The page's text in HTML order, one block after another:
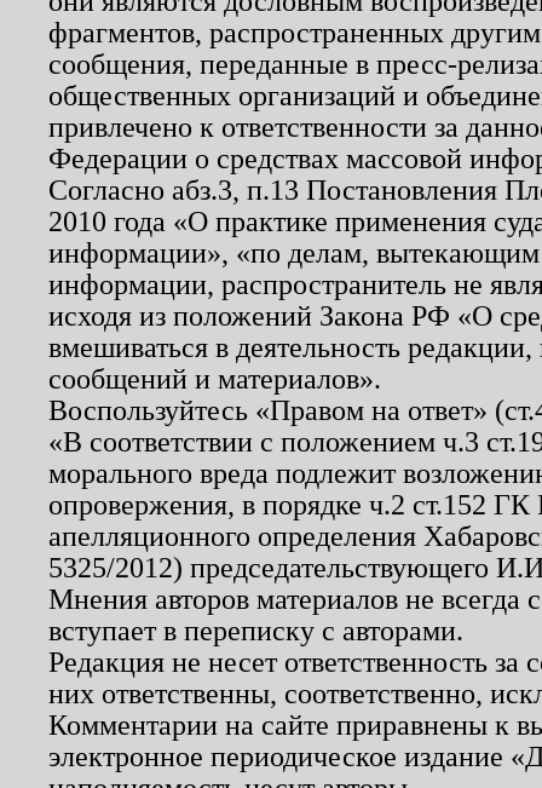
фрагментов, распространенных
сообщения, переданные в пресс-
общественных организаций и
привлечено к ответственности за
Федерации о средствах массовой
Согласно абз.3, п.13 Постановления
2010 года «О практике применения
информации», «по делам, вытекающим
информации, распространитель не
исходя из положений Закона РФ «О
вмешиваться в деятельность
сообщений и материалов».
Воспользуйтесь «Правом на ответ»
«В соответствии с положением ч.3
морального вреда подлежит
опровержения, в порядке ч.2 ст.152
апелляционного определения
5325/2012) председательствующего
Мнения авторов материалов не
вступает в переписку с авторами.
Редакция не несет ответственность
них ответственны, соответственно,
Комментарии на сайте приравнены к
электронное периодическое издание